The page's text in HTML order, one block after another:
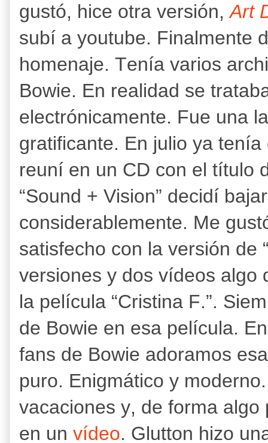
gustó, hice otra versión,Art
subí a youtube. Finalmente
homenaje. Tenía varios
Bowie. En realidad se
electrónicamente. Fue una
gratificante. En julio ya
reuní en un CD con el título
“Sound + Vision” decidí
considerablemente. Me
satisfecho con la versión de
versiones y dos vídeos algo
la película “Cristina F.”.
de Bowie en esa película.
fans de Bowie adoramos
puro. Enigmático y
vacaciones y, de forma
en un vídeo. Glutton hizo